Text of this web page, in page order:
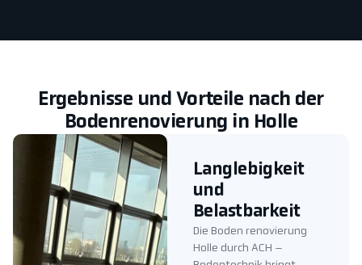
Ergebnisse und Vorteile nach der
Bodenrenovierung in Holle
Langlebigkeit
und
Belastbarkeit
Die Boden renovierung
Holle durch ACH –